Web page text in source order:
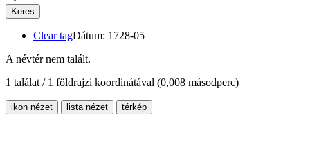
Keres
Clear tagDátum: 1728-05
A névtér nem talált.
1 találat / 1 földrajzi koordinátával (0,008 másodperc)
ikon nézet lista nézet térkép